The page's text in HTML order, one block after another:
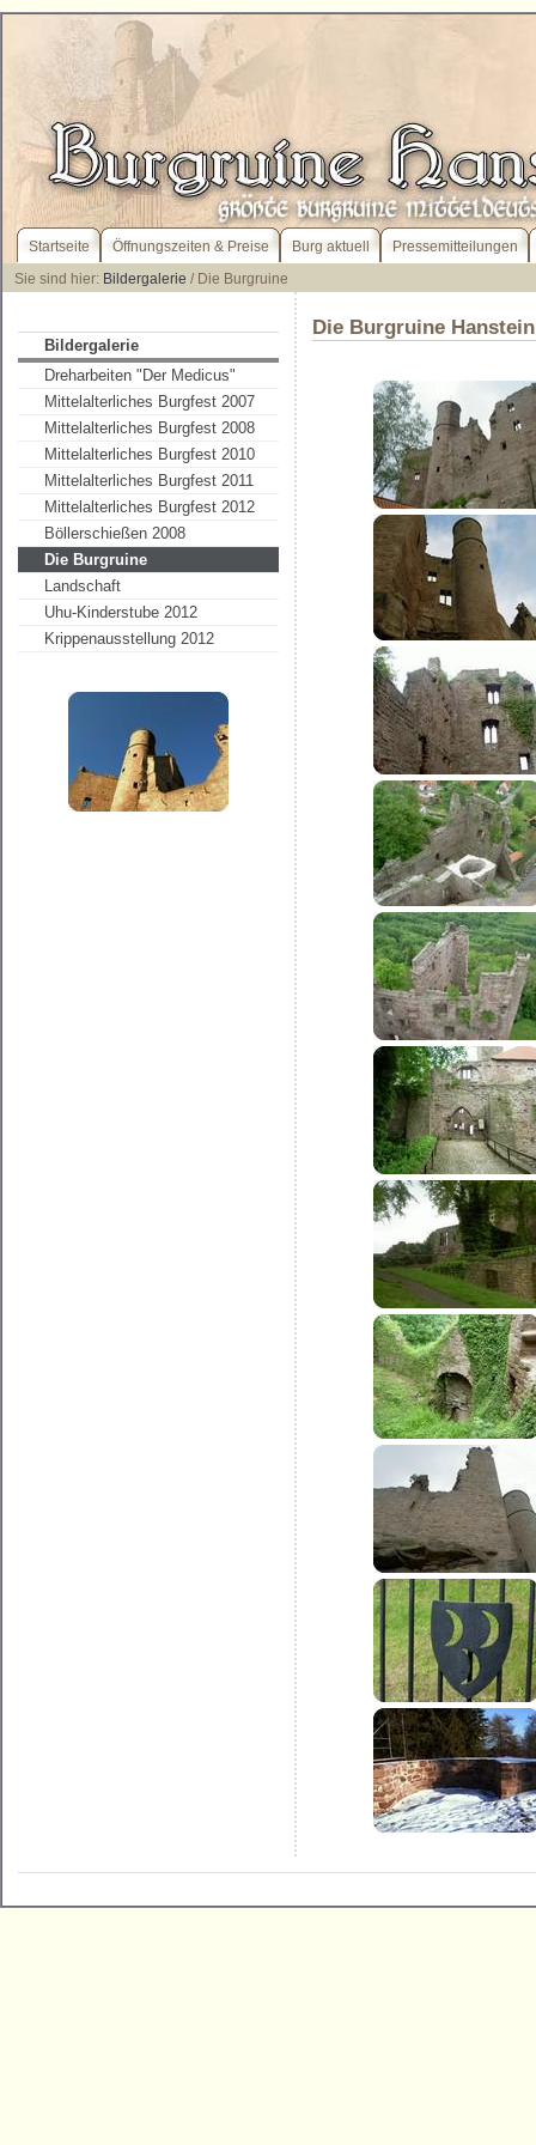
Startseite Öffnungszeiten & Preise Burg aktuell
Pressemitteilungen
Sie sind hier: Bildergalerie / Die Burgruine
Bildergalerie
Dreharbeiten "Der Medicus"
Mittelalterliches Burgfest 2007
Mittelalterliches Burgfest 2008
Mittelalterliches Burgfest 2010
Mittelalterliches Burgfest 2011
Mittelalterliches Burgfest 2012
Böllerschießen 2008
Die Burgruine
Landschaft
Uhu-Kinderstube 2012
Krippenausstellung 2012
Die Burgruine Hanstein